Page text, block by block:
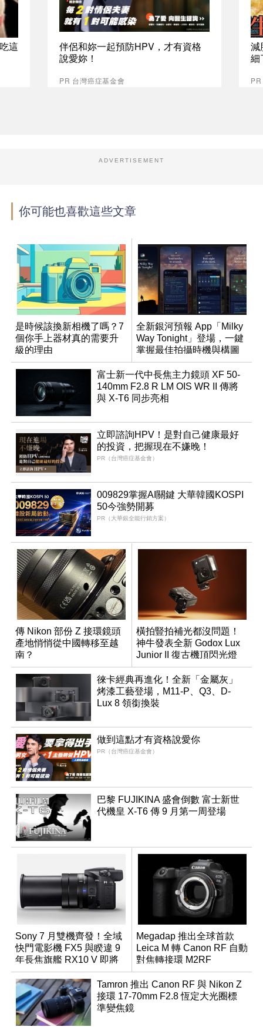
這
伴侶和妳一起預防HPV，才有資格
說愛妳！
PR 台灣癌症基金會
減
細
ADVERTISEMENT
你可能也喜歡這些文章
是時候該換新相機了嗎？7
個你手上器材真的需要升
級的理由
全新銀河預報 App「Milky
Way Tonight」登場，一鍵
掌握最佳拍攝時機與構圖
富士新一代中長焦主力鏡頭 XF 50-
140mm F2.8 R LM OIS WR II 傳將
與 X-T6 同步亮相
立即諮詢HPV！是對自己健康最好
的投資，把握現在不嫌晚！
PR（台灣癌症基金會）
009829掌握AI關鍵 大華韓國KOSPI
50今強勢開募
PR（大華銀全能行銷方案）
傳 Nikon 部份 Z 接環鏡頭
產地悄悄從中國轉移至越
南？
橫拍豎拍補光都沒問題！
神牛發表全新 Godox Lux
Junior II 復古機頂閃光燈
徠卡經典再進化！全新「金屬灰」
烤漆工藝登場，M11-P、Q3、D-
Lux 8 領銜換裝
做到這點才有資格說愛你
PR（台灣癌症基金會）
巴黎 FUJIKINA 盛會倒數 富士新世
代機皇 X-T6 傳 9 月第一周登場
Sony 7 月雙機齊發！全域
快門電影機 FX5 與睽違 9
年長焦旗艦 RX10 V 即將
登場
Megadap 推出全球首款
Leica M 轉 Canon RF 自動
對焦轉接環 M2RF
Tamron 推出 Canon RF 與 Nikon Z
接環 17-70mm F2.8 恆定大光圈標
準變焦鏡